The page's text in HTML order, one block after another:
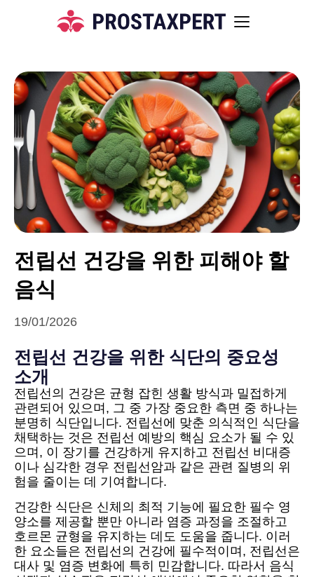
전립선 건강을 위한 피해야 할
음식
19/01/2026
전립선 건강을 위한 식단의 중요성
소개
전립선의 건강은 균형 잡힌 생활 방식과 밀접하게
관련되어 있으며, 그 중 가장 중요한 측면 중 하나는
분명히 식단입니다. 전립선에 맞춘 의식적인 식단을
채택하는 것은 전립선 예방의 핵심 요소가 될 수 있
으며, 이 장기를 건강하게 유지하고 전립선 비대증
이나 심각한 경우 전립선암과 같은 관련 질병의 위
험을 줄이는 데 기여합니다.
건강한 식단은 신체의 최적 기능에 필요한 필수 영
양소를 제공할 뿐만 아니라 염증 과정을 조절하고
호르몬 균형을 유지하는 데도 도움을 줍니다. 이러
한 요소들은 전립선의 건강에 필수적이며, 전립선은
대사 및 염증 변화에 특히 민감합니다. 따라서 음식